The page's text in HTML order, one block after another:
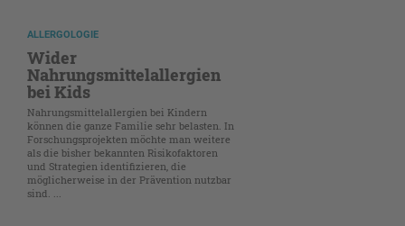
ALLERGOLOGIE
Wider
Nahrungsmittelallergien
bei Kids
Nahrungsmittelallergien bei Kindern
können die ganze Familie sehr belasten. In
Forschungsprojekten möchte man weitere
als die bisher bekannten Risikofaktoren
und Strategien identifizieren, die
möglicherweise in der Prävention nutzbar
sind. ...